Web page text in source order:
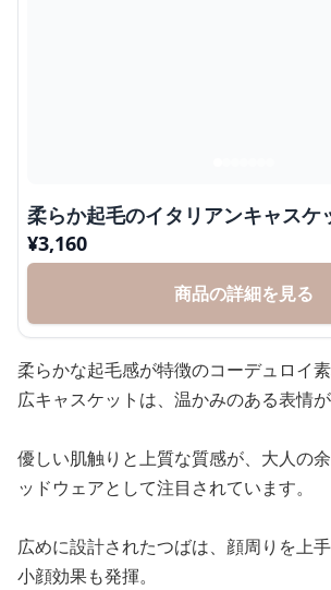
柔らか起毛のイタリアンキャスケ
¥3,160
商品の詳細を見る
柔らかな起毛感が特徴のコーデュロイ
広キャスケットは、温かみのある表情が
優しい肌触りと上質な質感が、大人の
ッドウェアとして注目されています。
広めに設計されたつばは、顔周りを上
小顔効果も発揮。